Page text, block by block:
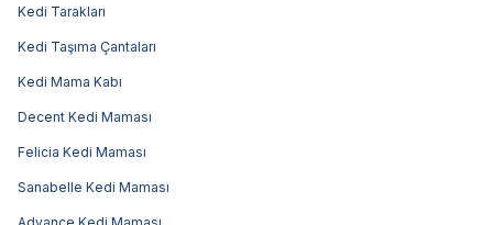
Kedi Tarakları
Kedi Taşıma Çantaları
Kedi Mama Kabı
Decent Kedi Maması
Felicia Kedi Maması
Sanabelle Kedi Maması